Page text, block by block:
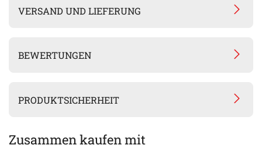
VERSAND UND LIEFERUNG
BEWERTUNGEN
PRODUKTSICHERHEIT
Zusammen kaufen mit